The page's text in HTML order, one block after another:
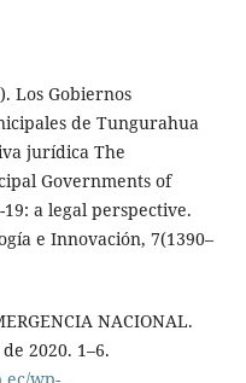
Los Gobiernos
de Tungurahua
jurídica The
Governments of
a legal perspective.
e Innovación, 7(1390–
NACIONAL.
2020. 1–6.